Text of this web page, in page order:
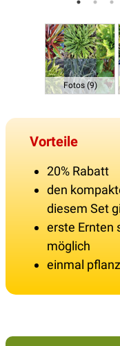
Fotos (9)
Vorteile
20% Rabatt
den
diesem Set
erste Ernten
möglich
einmal